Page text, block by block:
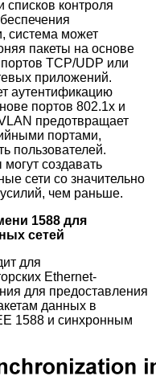
контроля
система может
пакеты на основе
TCP/UDP или
приложений.
аутентификацию
портов 802.1x и
предотвращает
портами,
пользователей.
создавать
сети со значительно
чем раньше.
1588 для
сетей
для
Ethernet-
для предоставления
данных в
1588 и синхронным